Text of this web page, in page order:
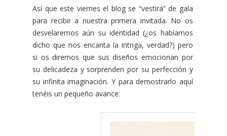
Así que este viernes el blog se “vestirá” de gala
para recibir a nuestra primera invitada. No os
desvelaremos aún su identidad (¿os habíamos
dicho que nos encanta la intriga, verdad?) pero
si os diremos que sus diseños emocionan por
su delicadeza y sorprenden por su perfección y
su infinita imaginación. Y para demostrarlo aquí
tenéis un pequeño avance: